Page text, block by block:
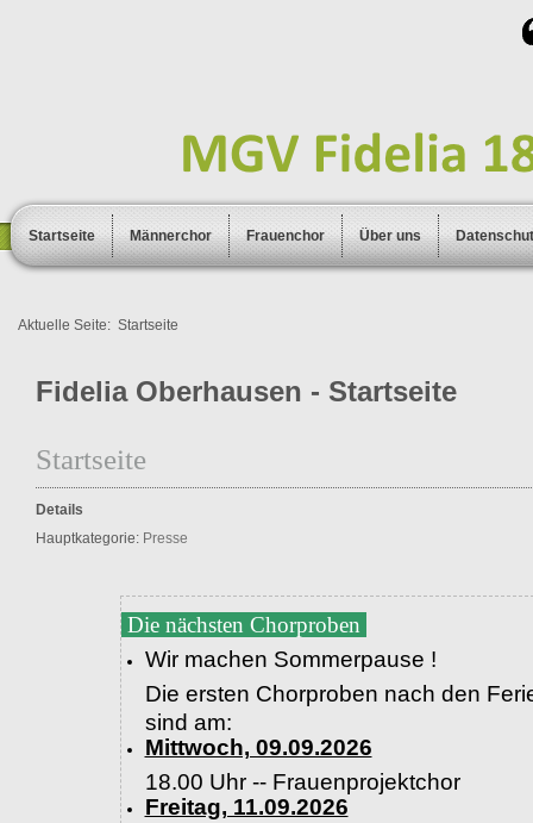
Startseite Männerchor Frauenchor Über uns
Aktuelle Seite: Startseite
Fidelia Oberhausen - Startseite
Startseite
Details
Hauptkategorie: Presse
Die nächsten Chorproben
Wir machen Sommerpause !
Die ersten Chorproben nach den
sind am:
Mittwoch, 09.09.2026
18.00 Uhr -- Frauenprojektchor
Freitag, 11.09.2026